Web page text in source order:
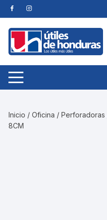
Skip
to
content
Inicio /Oficina /Perforadoras
8CM